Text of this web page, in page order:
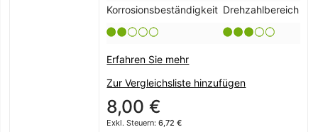
Korrosionsbeständigkeit Drehzahlbereich
Erfahren Sie mehr
Zur Vergleichsliste hinzufügen
8,00 €
6,72 €